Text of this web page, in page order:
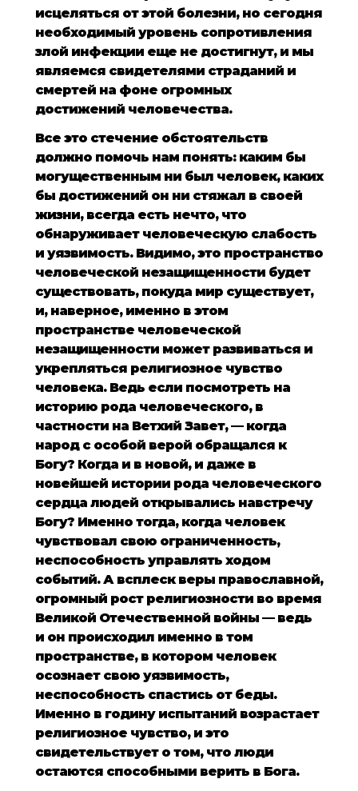
исцеляться от этой болезни, но сегодня
необходимый уровень сопротивления
злой инфекции еще не достигнут, и мы
являемся свидетелями страданий и
смертей на фоне огромных
достижений человечества.
Все это стечение обстоятельств
должно помочь нам понять: каким бы
могущественным ни был человек, каких
бы достижений он ни стяжал в своей
жизни, всегда есть нечто, что
обнаруживает человеческую слабость
и уязвимость. Видимо, это пространство
человеческой незащищенности будет
существовать, покуда мир существует,
и, наверное, именно в этом
пространстве человеческой
незащищенности может развиваться и
укрепляться религиозное чувство
человека. Ведь если посмотреть на
историю рода человеческого, в
частности на Ветхий Завет, — когда
народ с особой верой обращался к
Богу? Когда и в новой, и даже в
новейшей истории рода человеческого
сердца людей открывались навстречу
Богу? Именно тогда, когда человек
чувствовал свою ограниченность,
неспособность управлять ходом
событий. А всплеск веры православной,
огромный рост религиозности во время
Великой Отечественной войны — ведь
и он происходил именно в том
пространстве, в котором человек
осознает свою уязвимость,
неспособность спастись от беды.
Именно в годину испытаний возрастает
религиозное чувство, и это
свидетельствует о том, что люди
остаются способными верить в Бога.